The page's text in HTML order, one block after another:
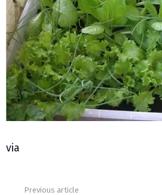
via
Previous article